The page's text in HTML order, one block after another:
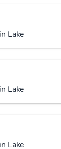
Lake
Lake
Lake